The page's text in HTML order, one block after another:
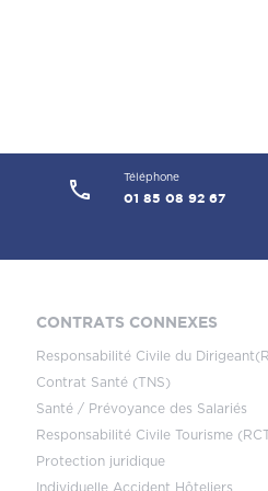
call Téléphone
01 85 08 92 67
CONTRATS CONNEXES
Responsabilité Civile du
Contrat Santé (TNS)
Santé / Prévoyance des Salariés
Responsabilité Civile Tourisme
Protection juridique
Individuelle Accident Hôteliers